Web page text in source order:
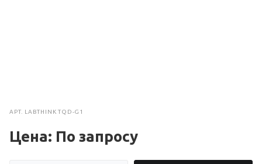
АРТ. LABTHINK TQD-G1
Цена: По запросу